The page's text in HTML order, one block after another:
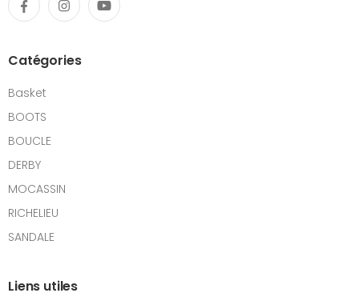
Catégories
Basket
BOOTS
BOUCLE
DERBY
MOCASSIN
RICHELIEU
SANDALE
Liens utiles